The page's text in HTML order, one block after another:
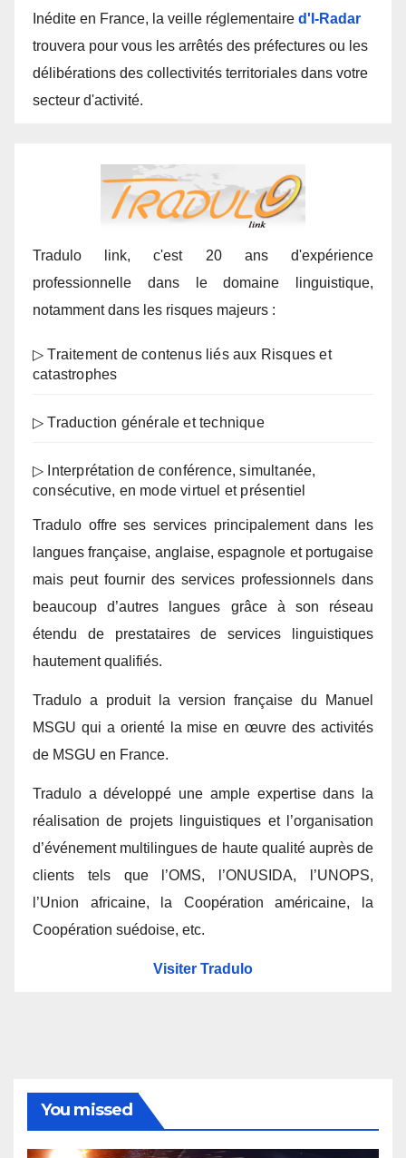
Inédite en France, la veille réglementaire d'I-Radar
trouvera pour vous les arrêtés des préfectures ou les
délibérations des collectivités territoriales dans votre
secteur d'activité.
Tradulo link, c'est 20 ans d'expérience
professionnelle dans le domaine linguistique,
notamment dans les risques majeurs :
▷ Traitement de contenus liés aux Risques et
catastrophes
▷ Traduction générale et technique
▷ Interprétation de conférence, simultanée,
consécutive, en mode virtuel et présentiel
Tradulo offre ses services principalement dans les
langues française, anglaise, espagnole et portugaise
mais peut fournir des services professionnels dans
beaucoup d’autres langues grâce à son réseau
étendu de prestataires de services linguistiques
hautement qualifiés.
Tradulo a produit la version française du Manuel
MSGU qui a orienté la mise en œuvre des activités
de MSGU en France.
Tradulo a développé une ample expertise dans la
réalisation de projets linguistiques et l’organisation
d’événement multilingues de haute qualité auprès de
clients tels que l’OMS, l’ONUSIDA, l’UNOPS,
l’Union africaine, la Coopération américaine, la
Coopération suédoise, etc.
Visiter Tradulo
You missed